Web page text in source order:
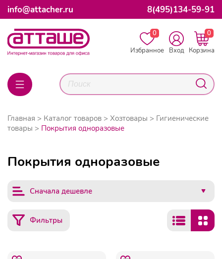
info@attacher.ru 8(495)134-59-91
0
Избранное
Вход
0
Корзина
Главная Каталог товаров Хозтовары
Гигиенические
товары
Покрытия одноразовые
Покрытия одноразовые
Сначала дешевле
Фильтры